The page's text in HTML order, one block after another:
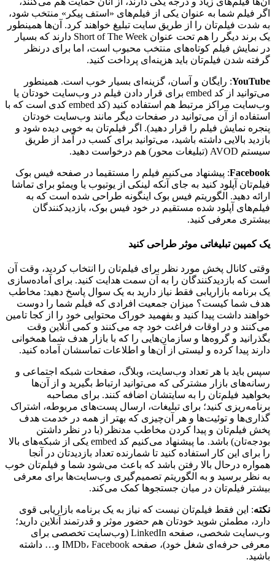
اگر فیلم شما به عنوان یکی از فیلم‌های «استف پیکر» منتخب شود،
به شدت فیلم‌تان را از طریق سایت تبلیغ خواهند کرد. آن‌ها همینطور
یک برند دیگر را هم تحت عنوان Short of The Week دارند که بسیار
در نمایش فیلم کوتاه‌های منتخب محبوب است، اما برای درنظر
گرفته شدن فیلم‌تان باید هزینه‌ای پرداخت کنید.
YouTube: رایگان و آسان، گزینه‌ای بسیار خوب است. همینطور
می‌توانید از کد embed برای قرار دادن فیلم در وب‌سایت خودتان یا
وب‌سایت مراکز مرتبط هم استفاده کنید (کد embed کدی است که با
استفاده از آن می‌توانید در صفحات دیگر مانند وب‌سایت خودتان
پنجره نمایش فیلم را قرار دهید). اگر فیلم‌تان به خوبی دیده شود و
بازدید بالایی داشته باشید، می‌توانید برای کسب در آمد از طریق
سیستم AVOD (تبلیغات محور) هم درخواست دهید.
Facebook: پیشنهاد می‌کنیم فیلم را مستقیما در صفحه فیس بوک
فیلم‌تان آپلود کنید به جای آنکه لینکی از یوتیوب یا ویمئو برای تماشا
ارائه دهید. الگوریتم فیس بوک اینگونه طراحی شده است که به
فیلم‌های آپلود شده مستقیم در خود فیس بوک، بازدیدکنندگان
بیشتری معرفی کنید.
یک کمپین تبلیغاتی موثر طراحی کنید
وقتی کانال پخش مورد نظر برای فیلم‌تان را انتخاب کردید، وقت آن
است که بازدیدکنندگان را به آن سمت هدایت کنید. برای آماده‌سازی
یک برنامه بازاریابی فقط نیاز دارید به یک سوال پاسخ دهید: مخاطب
هدف شما کیست؟ میزان جمعیت افرادی که فیلم شما را دوست
خواهند داشت پیدا کنید و بفهمید خوراک محتوایی خود را از کجا تامین
می‌کنند و در اوقات فراغت خود چه می‌کنند و کمی آنلاین وقت
بگذرانید و گروه‌ها و سازمان‌هایی را که با بازار هدف شما همخوانی
دارند پیدا کرده و لیستی از آن‌ها و اطلاعات تماسشان آماده کنید.
سپس باید با هر تعداد وب‌سایت، وبلاگ، صفحات شبکه اجتماعی و
رسانه‌های بازار مشترکی که می‌توانید ارتباط بگیرید و از آن‌ها
بخواهید فیلم‌تان را به سایتشان اضافه کنند. برای مصاحبه
برنامه‌ریزی کنید؛ برای تبلیغات، ارسال پست‌های مربوطه، اشتراک
گذاری‌ها و توئیت‌ها و هر آن‌چیزی که بهتر از همه در خدمت هدف
پخش فیلم‌تان و پیدا کردن مخاطب مدنظر (با در نظر داشتن
بودجه‌تان) باشد. ما پیشنهاد می‌کنیم کد embed یکی از شبکه‌های بالا
را برای این کار استفاده کنید تا شمارنده تعداد بازدیدتان در آنجا
همواره درحال بالا رفتن باشد که باعث می‌شود شما و فیلم‌تان خوب
به نظر برسید و به الگوریتم تصمیم‌گیری وب‌سایت‌ها برای معرفی
بیشتر فیلم‌تان در میان جستجوها کمک می‌کند.
نکته: این فقط فیلم‌تان نیست که نیاز به یک برنامه بازاریابی قوی
دارد، مطمئن شوید خودتان هم حضور موثر و قدرتمند آنلاین دارید؛
وب‌سایت شخصی، صفحه LinkedIn (وب‌سایت تخصصی برای
معرفی حرفه‌ای شغل خود)، صفحه IMDb، Facebook و… داشته
باشید.